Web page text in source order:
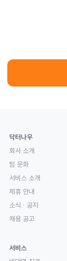
닥터나우
회사 소개
팀 문화
서비스 소개
제휴 안내
소식 · 공지
채용 공고
서비스